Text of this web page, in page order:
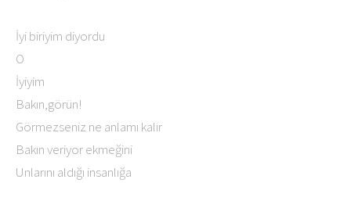
İyi biriyim diyordu
O
İyiyim
Bakın,görün!
Görmezseniz ne anlamı kalır
Bakın veriyor ekmeğini
Unlarını aldığı insanlığa